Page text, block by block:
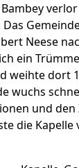
Neese
ein
weihte dort
wuchs
und den
die